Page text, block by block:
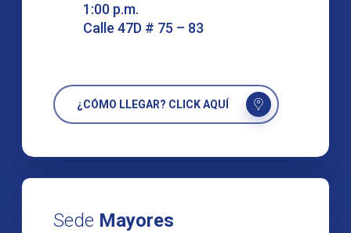
1:00 p.m.
Calle 47D # 75 – 83
¿CÓMO LLEGAR? CLICK AQUÍ
Sede Mayores